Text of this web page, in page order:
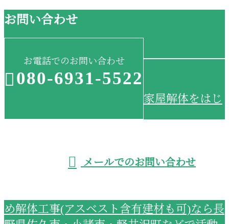
お問い合わせ
お電話でのお問い合わせ
080-6931-5522
メールでのお問い合わせ
家屋解体をはじ
め解体工事(アスベスト含有建材も可)なら長